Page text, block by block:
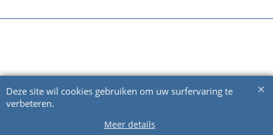
Deze site wil cookies gebruiken om uw surfervaring te
verbeteren.
Meer details